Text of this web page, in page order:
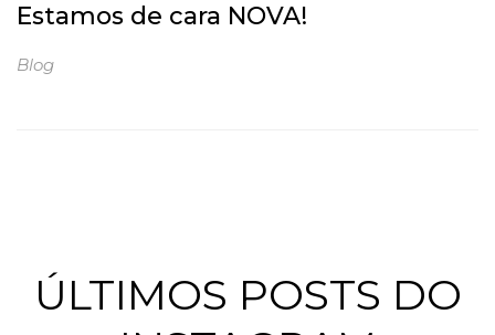
Estamos de cara NOVA!
Blog
ÚLTIMOS POSTS DO